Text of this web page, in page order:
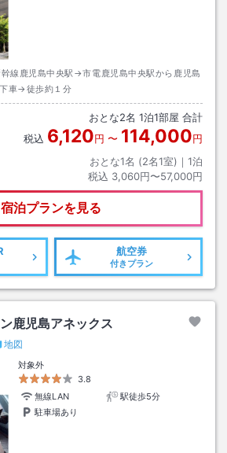
幹線鹿児島中央駅→市電鹿児島中央駅から鹿児島
車→徒歩約１分
おとな2名 1泊1部屋 合計
税込 6,120円 〜 114,000円
おとな1名 (2名1室)｜ 1泊
税込 3,060円〜57,000円
宿泊プランを見る
航空券
付きプラン
鹿児島アネックス
地図
対象外
3.8
無線LAN
駅徒歩5分
駐車場あり